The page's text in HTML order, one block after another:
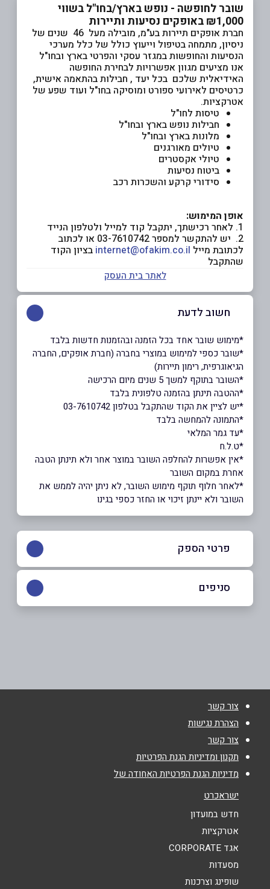
שובר לחופשה - נופש בארץ/בחו"ל בשווי
₪1,000 באופקים נסיעות ותיירות
חברת אופקים תיירות בע"מ, מובילה מעל 46 שנים של
ניסיון, מתמחה בטיפול וייעוץ כולל של כלל מערכי
הנסיעות והחופשות במגזר עסקי והפרטי בארץ ובחו"ל
אנו מציעים מגוון אפשרויות לבחירת החופשה
האידיאלית שלכם בכל יעד , חבילות בהתאמה אישית,
כרטיסים לאירועי ספורט ומוסיקה בחו"ל ועוד שפע של
אטרקציות.
טיסות לחו"ל
חבילות נופש בארץ ובחו"ל
מלונות בארץ ובחו"ל
טיולים מאורגנים
טיולי אקסטרים
ביטוח נסיעות
סידורי קרקע והשכרות רכב
אופן המימוש:
1. לאחר רכישתך, יתקבל קוד למייל ולטלפון הנייד
2. יש להתקשר למספר 03-7610742 או לכתוב
לכתובת מייל internet@ofakim.co.il בציון הקוד
שהתקבל
לאתר בית העסק
חשוב לדעת
*מימוש שובר אחד בכל הזמנה ובהזמנות חדשות בלבד
*שובר כספי למימוש במוצרי בחברה (חברת אופקים, החברה
הגיאוגרפית, רימון תיירות)
*השובר בתוקף למשך 5 שנים מיום הרכישה
*ההטבה תינתן בהזמנה טלפונית בלבד
*יש לציין את הקוד שהתקבל בטלפון 03-7610742
*התמונה להמחשה בלבד
*עד גמר המלאי
*ט.ל.ח
*אין אפשרות להחלפה השובר במוצר אחר ולא תינתן הטבה
אחרת במקום השובר
*לאחר חלוף תוקף מימוש השובר, לא ניתן יהיה לממש את
השובר ולא יינתן זיכוי או החזר כספי בגינו
פרטי הספק
באתר בפייסבוק באינסטגרם
טלפון*
אימייל
אנא חזרו אלי בקשר ל...
הודעה
סניפים
צור קשר
הצהרת נגישות
צור קשר
תקנון ומדיניות הגנת הפרטיות
מדיניות הגנת הפרטיות האחודה של
ישראכרט
חדש במועדון
אטרקציות
אגד CORPORATE
מסעדות
שופינג וצרכנות